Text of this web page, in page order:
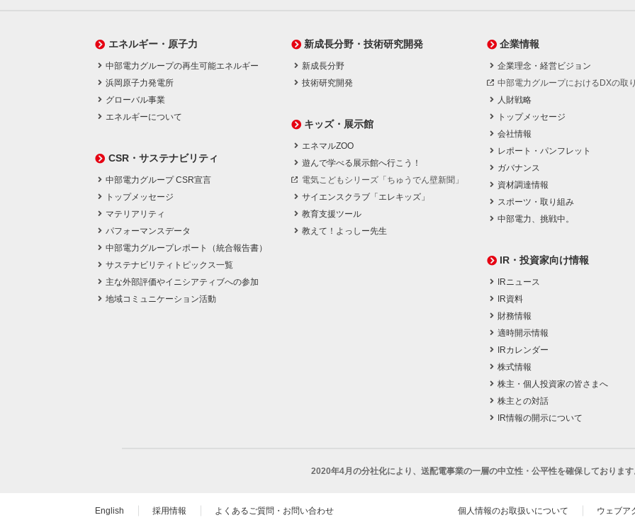
エネルギー・原子力
中部電力グループの再生可能エネルギー
浜岡原子力発電所
グローバル事業
エネルギーについて
CSR・サステナビリティ
中部電力グループ CSR宣言
トップメッセージ
マテリアリティ
パフォーマンスデータ
中部電力グループレポート（統合報告書）
サステナビリティトピックス一覧
主な外部評価やイニシアティブへの参加
地域コミュニケーション活動
新成長分野・技術研究開発
新成長分野
技術研究開発
キッズ・展示館
エネマルZOO
遊んで学べる展示館へ行こう！
電気こどもシリーズ「ちゅうでん壁新聞」
サイエンスクラブ「エレキッズ」
教育支援ツール
教えて！よっしー先生
企業情報
企業理念・経営ビジョン
中部電力グループにおけるDXの取
人財戦略
トップメッセージ
会社情報
レポート・パンフレット
ガバナンス
資材調達情報
スポーツ・取り組み
中部電力、挑戦中。
IR・投資家向け情報
IRニュース
IR資料
財務情報
適時開示情報
IRカレンダー
株式情報
株主・個人投資家の皆さまへ
株主との対話
IR情報の開示について
2020年4月の分社化により、 送配電事業の一層の中立性・公平性を確保しております
English 採用情報 よくあるご質問・お問い合わせ 個人情報のお取扱いについて ウェブア